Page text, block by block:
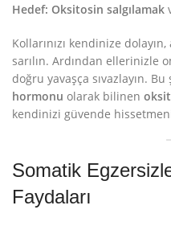
Hedef: Oksitosin salgılamak
Kollarınızı kendinize
sarılın. Ardından ellerinizle
doğru yavaşça sıvazlayın.
hormonu olarak bilinen
kendinizi güvende
Somatik
Faydaları